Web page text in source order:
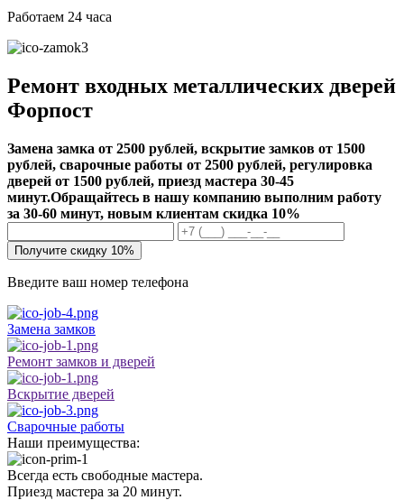
Работаем 24 часа
Ремонт входных металлических дверей
Форпост
Замена замка от 2500 рублей, вскрытие замков от 1500
рублей, сварочные работы от 2500 рублей, регулировка
дверей от 1500 рублей, приезд мастера 30-45
минут.Обращайтесь в нашу компанию выполним работу
за 30-60 минут, новым клиентам скидка 10%
Получите скидку 10%
Введите ваш номер телефона
Замена замков
Ремонт замков и дверей
Вскрытие дверей
Сварочные работы
Наши преимущества:
Всегда есть свободные мастера.
Приезд мастера за 20 минут.